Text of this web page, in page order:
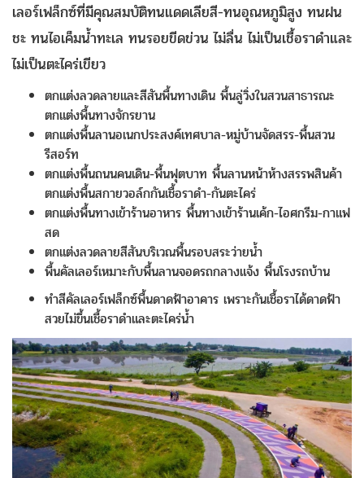
เลอร์เฟล็กซ์ที่มีคุณสมบัติทนแดดเลียสี-ทนอุณหภูมิสูง ทนฝน
ชะ ทนไอเค็มน้ำทะเล ทนรอยขีดข่วน ไม่ลื่น ไม่เป็นเชื้อราดำและ
ไม่เป็นตะไคร่เขียว
ตกแต่งลวดลายและสีสันพื้นทางเดิน พื้นลู่วิ่งในสวนสาธารณะ
ตกแต่งพื้นทางจักรยาน
ตกแต่งพื้นลานอเนกประสงค์เทศบาล-หมู่บ้านจัดสรร-พื้นสวน
รีสอร์ท
ตกแต่งพื้นถนนคนเดิน-พื้นฟุตบาท พื้นลานหน้าห้างสรรพสินค้า
ตกแต่งพื้นสกายวอล์กกันเชื้อราดำ-กันตะไคร่
ตกแต่งพื้นทางเข้าร้านอาหาร พื้นทางเข้าร้านเค้ก-ไอศกรีม-กาแฟ
สด
ตกแต่งลวดลายสีสันบริเวณพื้นรอบสระว่ายน้ำ
พื้นคัลเลอร์เหมาะกับพื้นลานจอดรถกลางแจ้ง พื้นโรงรถบ้าน
ทำสีคัลเลอร์เฟล็กซ์พื้นดาดฟ้าอาคาร เพราะกันเชื้อราได้ดาดฟ้า
สวยไม่ขึ้นเชื้อราดำและตะไคร่น้ำ